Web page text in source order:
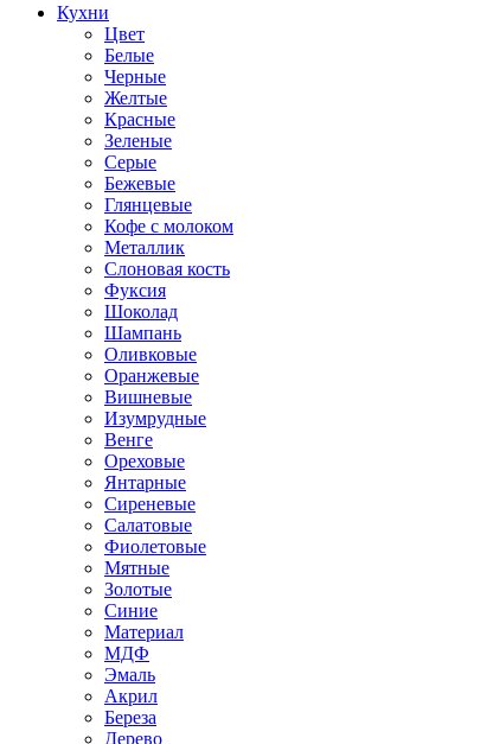
Кухни
Цвет
Белые
Черные
Желтые
Красные
Зеленые
Серые
Бежевые
Глянцевые
Кофе с молоком
Металлик
Слоновая кость
Фуксия
Шоколад
Шампань
Оливковые
Оранжевые
Вишневые
Изумрудные
Венге
Ореховые
Янтарные
Сиреневые
Салатовые
Фиолетовые
Мятные
Золотые
Синие
Материал
МДФ
Эмаль
Акрил
Береза
Дерево